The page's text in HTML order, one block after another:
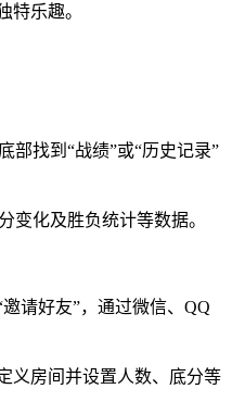
特乐趣。
部找到“战绩”或“历史记录”
变化及胜负统计等数据。
请好友”，通过微信、QQ
义房间并设置人数、底分等